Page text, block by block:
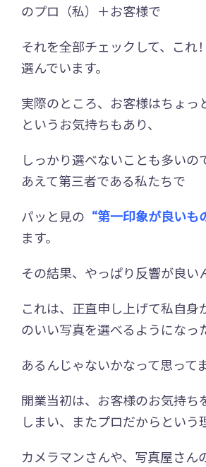
のプロ（私）＋お客様で
それを全部チェックして、これ
選んでいます。
実際のところ、お客様はちょっ
というお気持ちもあり、
しっかり選べないことも多いの
あえて第三者である私たちで
パッと見の “第一印象が良いも
ます。
その結果、やっぱり反響が良い
これは、正直申し上げて私自身
のいい写真を選べるようになっ
あるんじゃないかなって思って
開業当初は、お客様のお気持ち
しまい、またプロだからという
カメラマンさんや、写真屋さん